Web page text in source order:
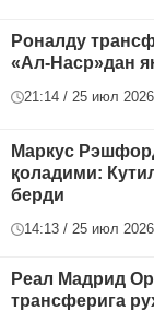
Роналду
«Ал-Наср»дан
21:14 / 25 июл 2026
Маркус
қоладими:
берди
14:13 / 25 июл 2026
Реал Мадрид
трансферига